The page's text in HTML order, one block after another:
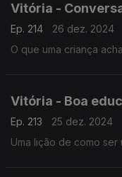
Vitória -
Ep. 214
26 dez. 2024
O que uma criança
Vitória - Boa
Ep. 213
25 dez. 2024
Uma lição de como